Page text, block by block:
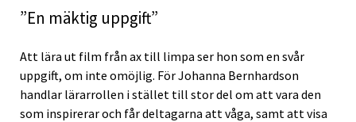
”En mäktig uppgift”
Att lära ut film från ax till limpa ser hon som en svår
uppgift, om inte omöjlig. För Johanna Bernhardson
handlar lärarrollen i stället till stor del om att vara den
som inspirerar och får deltagarna att våga, samt att visa